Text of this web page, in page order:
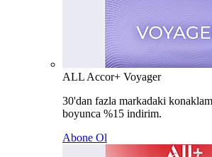
ALL Accor+ Voyager
30'dan fazla markadaki
boyunca %15 indirim.
Abone Ol